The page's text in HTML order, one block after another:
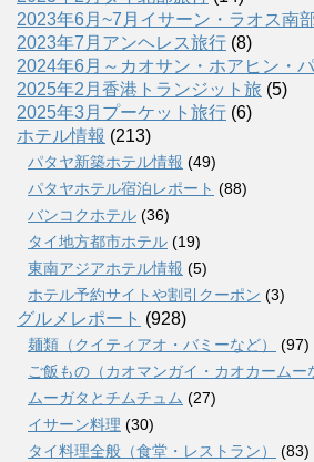
2023年6月~7月イサーン・ラオス南
2023年7月アンヘレス旅行 (8)
2024年6月～カオサン・ホアヒン・
2025年2月香港トランジット旅 (5)
2025年3月プーケット旅行 (6)
ホテル情報 (213)
パタヤ新築ホテル情報 (49)
パタヤホテル宿泊レポート (88)
バンコクホテル (36)
タイ地方都市ホテル (19)
東南アジアホテル情報 (5)
ホテル予約サイトや割引クーポン (3)
グルメレポート (928)
麺類（クイティアオ・バミーなど）
(97)
ご飯もの（カオマンガイ・カオカームー
ムーガタとチムチュム (27)
イサーン料理 (30)
タイ料理全般（食堂・レストラン）
(83)